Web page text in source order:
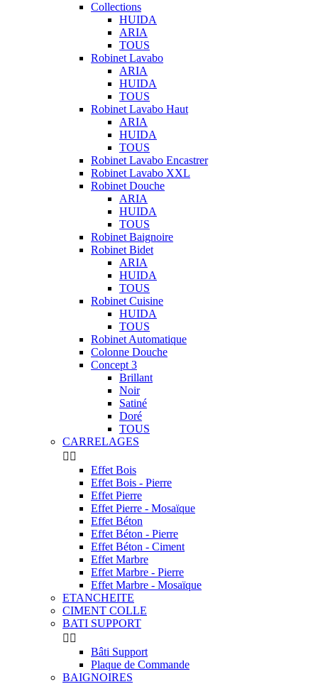
Collections
HUIDA
ARIA
TOUS
Robinet Lavabo
ARIA
HUIDA
TOUS
Robinet Lavabo Haut
ARIA
HUIDA
TOUS
Robinet Lavabo Encastrer
Robinet Lavabo XXL
Robinet Douche
ARIA
HUIDA
TOUS
Robinet Baignoire
Robinet Bidet
ARIA
HUIDA
TOUS
Robinet Cuisine
HUIDA
TOUS
Robinet Automatique
Colonne Douche
Concept 3
Brillant
Noir
Satiné
Doré
TOUS
CARRELAGES
 
Effet Bois
Effet Bois - Pierre
Effet Pierre
Effet Pierre - Mosaïque
Effet Béton
Effet Béton - Pierre
Effet Béton - Ciment
Effet Marbre
Effet Marbre - Pierre
Effet Marbre - Mosaïque
ETANCHEITE
CIMENT COLLE
BATI SUPPORT
 
Bâti Support
Plaque de Commande
BAIGNOIRES